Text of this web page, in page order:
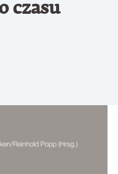
czasu